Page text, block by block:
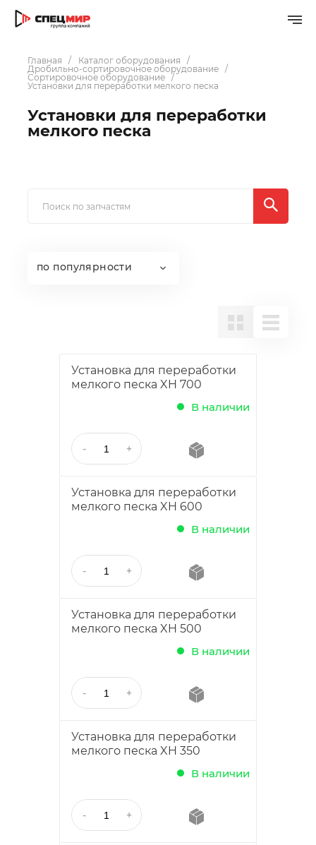
Главная
Каталог оборудования
Дробильно-сортировочное оборудование
Сортировочное оборудование
Установки для переработки мелкого песка
Установки для переработки
мелкого песка
по популярности
Установка для переработки
мелкого песка XH 700
В наличии
Установка для переработки
мелкого песка XH 600
В наличии
Установка для переработки
мелкого песка XH 500
В наличии
Установка для переработки
мелкого песка XH 350
В наличии